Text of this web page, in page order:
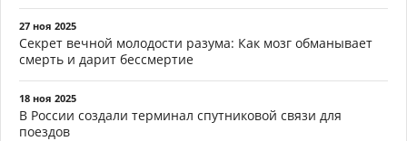
27 ноя 2025
Секрет вечной молодости разума: Как мозг обманывает
смерть и дарит бессмертие
18 ноя 2025
В России создали терминал спутниковой связи для
поездов